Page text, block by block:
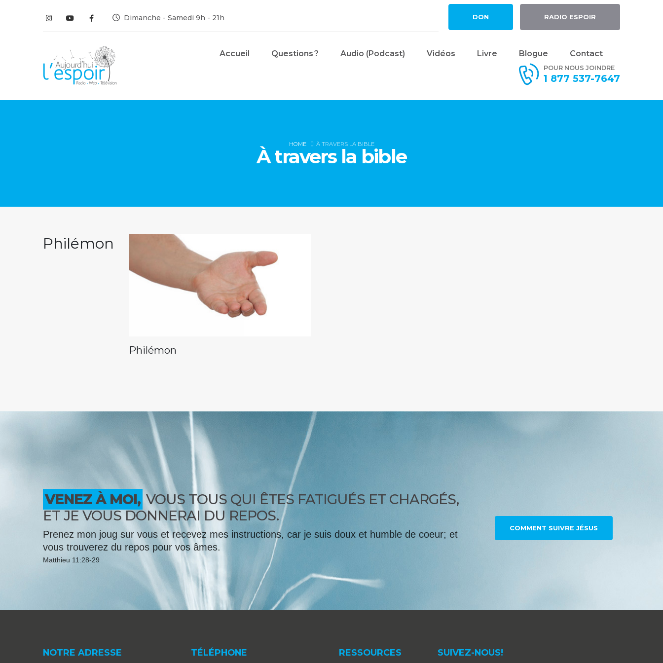
Dimanche - Samedi 9h - 21h DON RADIO ESPOIR
Accueil Questions ? Audio (Podcast) Vidéos Livre Blogue Contact
POUR NOUS JOINDRE
1 877 537-7647
HOME À TRAVERS LA BIBLE
À travers la bible
Philémon
Philémon
VENEZ À MOI, VOUS TOUS QUI ÊTES FATIGUÉS ET CHARGÉS,
ET JE VOUS DONNERAI DU REPOS.
Prenez mon joug sur vous et recevez mes instructions, car je suis doux et humble de coeur; et
vous trouverez du repos pour vos âmes.
Matthieu 11:28-29
COMMENT SUIVRE JÉSUS
NOTRE ADRESSE TÉLÉPHONE RESSOURCES SUIVEZ-NOUS!